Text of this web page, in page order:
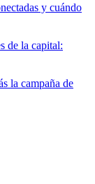
y cuándo
de la capital:
la campaña de